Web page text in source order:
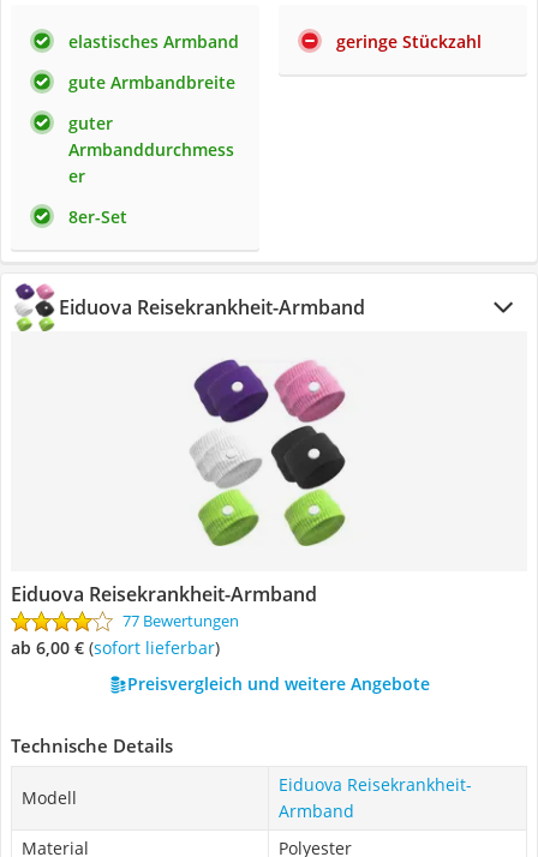
elastisches Armband
gute Armbandbreite
guter
Armbanddurchmess
er
8er-Set
geringe Stückzahl
Eiduova Reisekrankheit-Armband
Eiduova Reisekrankheit-Armband
77 Bewertungen
ab 6,00 € ( Sofort lieferbar)
Preisvergleich und weitere Angebote
Technische Details
Modell
Eiduova Reisekrankheit-
Armband
Material
Polyester